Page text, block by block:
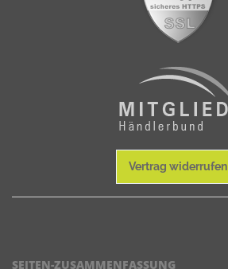
Vertrag widerrufen
SEITEN-ZUSAMMENFASSUNG